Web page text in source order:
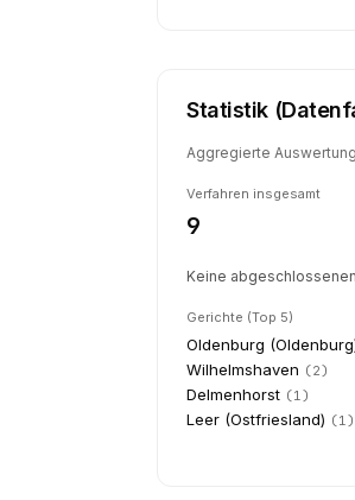
Statistik
Aggregierte
Verfahren insgesamt
9
Keine
Gerichte (Top 5)
Oldenburg
Wilhelmshaven (2)
Delmenhorst (1)
Leer (Ostfriesland) (1)